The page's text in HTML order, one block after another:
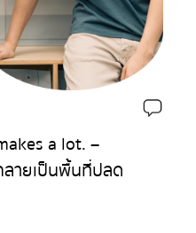
a lot. –
ลายเป็นพื้นที่ปลด